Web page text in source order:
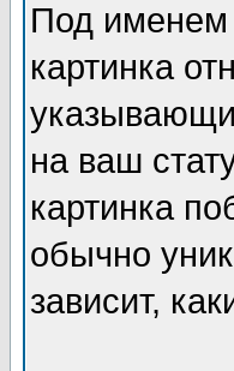
Под именем
картинка
на ваш
картинка
обычно
зависит,